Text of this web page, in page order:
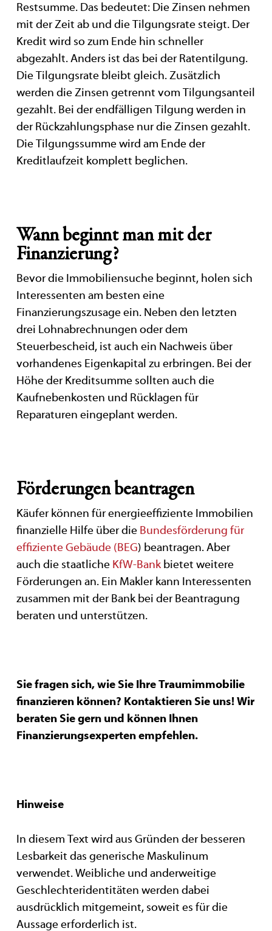
Restsumme. Das bedeutet: Die Zinsen nehmen
mit der Zeit ab und die Tilgungsrate steigt. Der
Kredit wird so zum Ende hin schneller
abgezahlt. Anders ist das bei der Ratentilgung.
Die Tilgungsrate bleibt gleich. Zusätzlich
werden die Zinsen getrennt vom Tilgungsanteil
gezahlt. Bei der endfälligen Tilgung werden in
der Rückzahlungsphase nur die Zinsen gezahlt.
Die Tilgungssumme wird am Ende der
Kreditlaufzeit komplett beglichen.
Wann beginnt man mit der
Finanzierung?
Bevor die Immobiliensuche beginnt, holen sich
Interessenten am besten eine
Finanzierungszusage ein. Neben den letzten
drei Lohnabrechnungen oder dem
Steuerbescheid, ist auch ein Nachweis über
vorhandenes Eigenkapital zu erbringen. Bei der
Höhe der Kreditsumme sollten auch die
Kaufnebenkosten und Rücklagen für
Reparaturen eingeplant werden.
Förderungen beantragen
Käufer können für energieeffiziente Immobilien
finanzielle Hilfe über die Bundesförderung für
effiziente Gebäude (BEG) beantragen. Aber
auch die staatliche KfW-Bankbietet weitere
Förderungen an. Ein Makler kann Interessenten
zusammen mit der Bank bei der Beantragung
beraten und unterstützen.
Sie fragen sich, wie Sie Ihre Traumimmobilie
finanzieren können? Kontaktieren Sie uns! Wir
beraten Sie gern und können Ihnen
Finanzierungsexperten empfehlen.
Hinweise
In diesem Text wird aus Gründen der besseren
Lesbarkeit das generische Maskulinum
verwendet. Weibliche und anderweitige
Geschlechteridentitäten werden dabei
ausdrücklich mitgemeint, soweit es für die
Aussage erforderlich ist.